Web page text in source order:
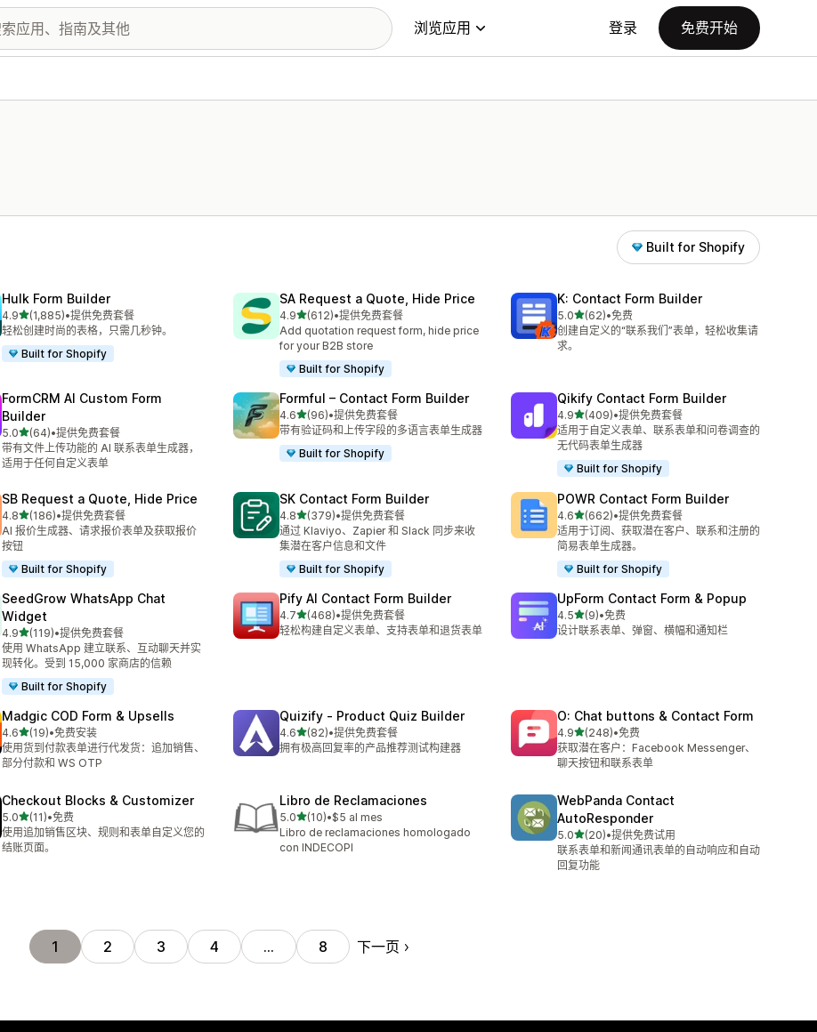
浏览应用 登录 免费开始
Built for Shopify
Hulk Form Builder
4.9星（满分 5 星）
(1,885)
总共 1885 条评论
•提供免费套餐
轻松创建时尚的表格，只需几秒钟。
Built for Shopify
SA Request a Quote, Hide Price
4.9星（满分 5 星）
(612)
总共 612 条评论
•提供免费套餐
Add quotation request form, hide price
for your B2B store
Built for Shopify
K: Contact Form Builder
5.0星（满分 5 星）
(62)
总共 62 条评论
•免费
创建自定义的“联系我们”表单，轻松收集请
求。
FormCRM AI Custom Form
Builder
5.0星（满分 5 星）
(64)
总共 64 条评论
•提供免费套餐
带有文件上传功能的 AI 联系表单生成器，
适用于任何自定义表单
Formful – Contact Form Builder
4.6星（满分 5 星）
(96)
总共 96 条评论
•提供免费套餐
带有验证码和上传字段的多语言表单生成器
Built for Shopify
Qikify Contact Form Builder
4.9星（满分 5 星）
(409)
总共 409 条评论
•提供免费套餐
适用于自定义表单、联系表单和问卷调查的
无代码表单生成器
Built for Shopify
SB Request a Quote, Hide Price
4.8星（满分 5 星）
(186)
总共 186 条评论
•提供免费套餐
AI 报价生成器、请求报价表单及获取报价
按钮
Built for Shopify
SK Contact Form Builder
4.8星（满分 5 星）
(379)
总共 379 条评论
•提供免费套餐
通过 Klaviyo、Zapier 和 Slack 同步来收
集潜在客户信息和文件
Built for Shopify
POWR Contact Form Builder
4.6星（满分 5 星）
(662)
总共 662 条评论
•提供免费套餐
适用于订阅、获取潜在客户、联系和注册的
简易表单生成器。
Built for Shopify
SeedGrow WhatsApp Chat
Widget
4.9星（满分 5 星）
(119)
总共 119 条评论
•提供免费套餐
使用 WhatsApp 建立联系、互动聊天并实
现转化。受到 15,000 家商店的信赖
Built for Shopify
Pify AI Contact Form Builder
4.7星（满分 5 星）
(468)
总共 468 条评论
•提供免费套餐
轻松构建自定义表单、支持表单和退货表单
UpForm Contact Form & Popup
4.5星（满分 5 星）
(9)
总共 9 条评论
•免费
设计联系表单、弹窗、横幅和通知栏
Madgic COD Form & Upsells
4.6星（满分 5 星）
(19)
总共 19 条评论
•免费安装
使用货到付款表单进行代发货：追加销售、
部分付款和 WS OTP
Quizify ‑ Product Quiz Builder
4.6星（满分 5 星）
(82)
总共 82 条评论
•提供免费套餐
拥有极高回复率的产品推荐测试构建器
O: Chat buttons & Contact Form
4.9星（满分 5 星）
(248)
总共 248 条评论
•免费
获取潜在客户：Facebook Messenger、
聊天按钮和联系表单
Checkout Blocks & Customizer
5.0星（满分 5 星）
(11)
总共 11 条评论
•免费
使用追加销售区块、规则和表单自定义您的
结账页面。
Libro de Reclamaciones
5.0星（满分 5 星）
(10)
总共 10 条评论
•$5 al mes
Libro de reclamaciones homologado
con INDECOPI
WebPanda Contact
AutoResponder
5.0星（满分 5 星）
(20)
总共 20 条评论
•提供免费试用
联系表单和新闻通讯表单的自动响应和自动
回复功能
1 2 3 4 … 8 下一页